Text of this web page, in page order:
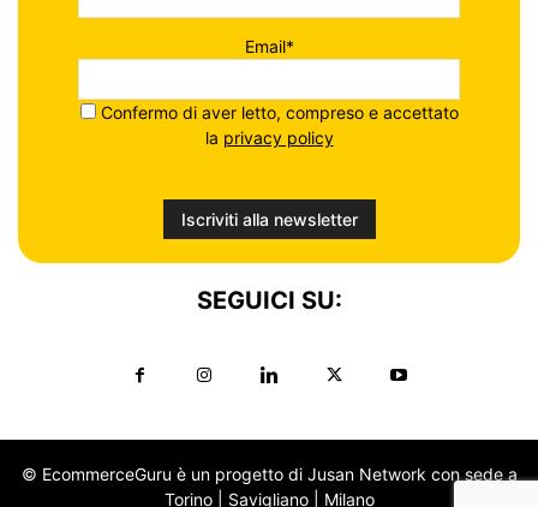
Email*
Confermo di aver letto, compreso e accettato
la privacy policy
SEGUICI SU:
© EcommerceGuru è un progetto di Jusan Network con sede a
Torino | Savigliano | Milano